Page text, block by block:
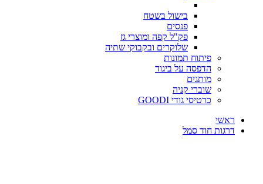
בישול בשטח
פנסים
פק"ל קפה ומוצרי גז
שלוקרים ובקבוקי שתיה
פיתוח תמונות
הדפסה על ביגוד
מותגים
שוברי קניה
כרטיסי גודי GOODI
ראשי
דרגות חוד סמל